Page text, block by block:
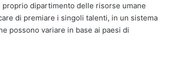
dipartimento delle risorse umane
di premiare i singoli talenti, in un sistema
possono variare in base ai paesi di